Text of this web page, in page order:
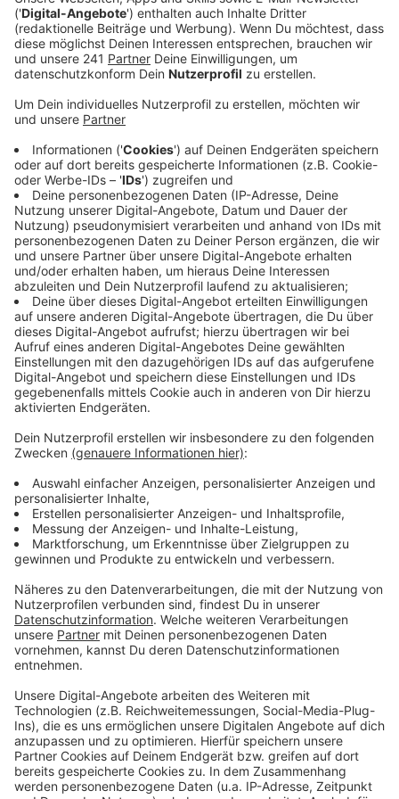
Veröffentlicht:Montag, 07.07.2025 12:51
Anzeige
Ausbildung der Trainer in Leverkusen
Anzeige
Damit ist der Club nach eigener Aussage der erste
Bundesligist mit einer solchen Akademie im
südamerikanischen Land. In der Fußballschule sollen
bis zu 300 Kinder und Jugendliche im Alter von 5 bis 15
Jahren trainieren können. Die Trainer dafür wurden bei
uns in Leverkusen ausgebildet, ehe sie nach Brasilien
gereist sind. Am Samstag gab es dann die offizielle
Eröffnung.
Anzeige
Anzeige
Sport Leverkusen: Floors läuft Weltrekord über 200
Bayer 04 Leverkusen: Testspiel gegen Pisa SC
Antrag im Leverkusener Rat: Gastronomiezone in den
Luminaden
Anzeige